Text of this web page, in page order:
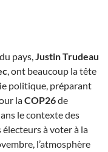
pays,Justin Trudeau
, ont beaucoup la tête
politique, préparant
laCOP26de
le contexte des
à voter à la
l’atmosphère